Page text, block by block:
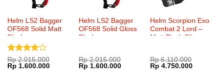
Helm LS2 Bagger
OF568 Solid Matt
Black
Dinilai4
dari 5
Rp2.015.000
Harga
aslinya
Rp 1.600.000Harga
Helm LS2 Bagger
OF568 Solid Gloss
Black
Rp2.015.000
Harga
aslinya
Rp 1.600.000Harga
Helm Scorpion Exo
Combat 2 Lord –
Matt Black Silver
Rp6.110.000
Harga
aslinya
Rp 4.750.000Harga